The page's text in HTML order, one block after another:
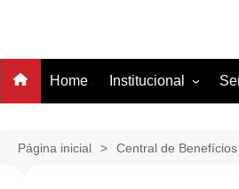
Home Institucional
Estrutura
Página inicial Central de Benefícios